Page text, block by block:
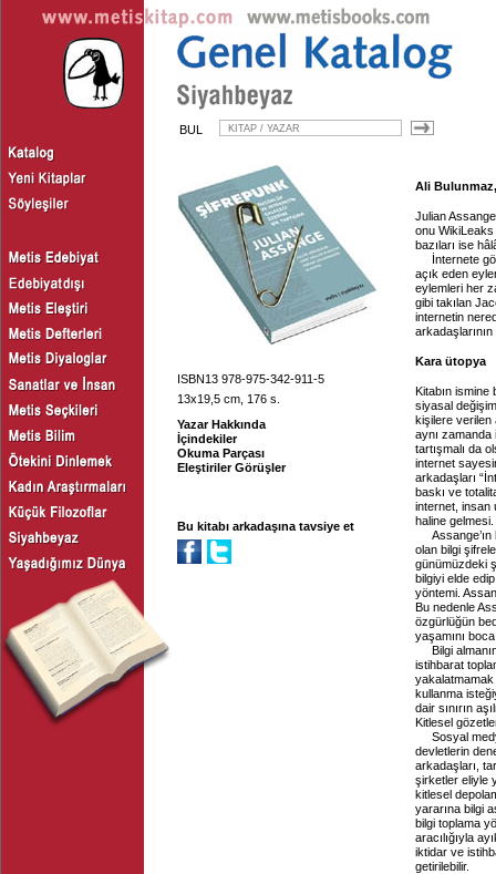
BUL
ISBN13 978-975-342-911-5
13x19,5 cm, 176 s.
Yazar Hakkında
İçindekiler
Okuma Parçası
Eleştiriler Görüşler
Bu kitabı arkadaşına tavsiye et
Ali
Julian
onu
bazıları ise
İnternete
açık eden
eylemleri her
gibi takılan
internetin
Kara ütopya
Kitabın ismine
siyasal
kişilere verilen
aynı
tartışmalı da
internet
arkadaşları
baskı ve
internet, insan
haline gelmesi.
olan bilgi
günümüzdeki
bilgiyi elde
yöntemi.
Bu nedenle
özgürlüğün
yaşamını
Bilgi
istihbarat
yakalatmamak
kullanma
dair sınırın
Kitlesel
Sosyal
devletlerin
arkadaşları,
şirketler eliyle
kitlesel
yararına bilgi
bilgi toplama
aracılığıyla
iktidar ve
getirilebilir.